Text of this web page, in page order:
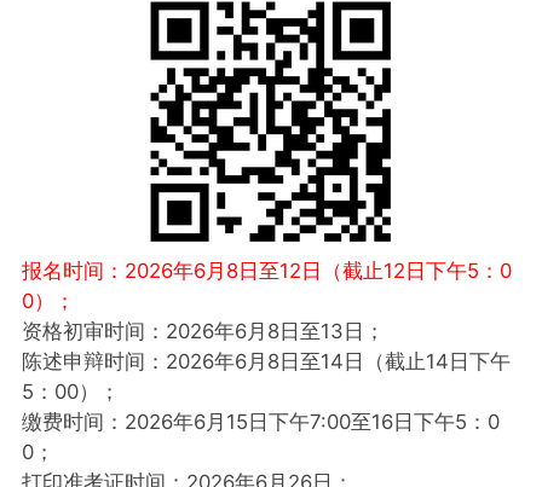
报名时间：2026年6月8日至12日（截止12日下午5：0
0）；
资格初审时间：2026年6月8日至13日；
陈述申辩时间：2026年6月8日至14日（截止14日下午
5：00）；
缴费时间：2026年6月15日下午7:00至16日下午5：0
0；
打印准考证时间：2026年6月26日；